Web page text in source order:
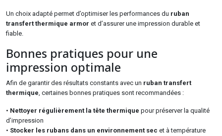
Un choix adapté permet d’optimiser les performances du ruban
transfert thermique armor et d’assurer une impression durable et
fiable.
Bonnes pratiques pour une
impression optimale
Afin de garantir des résultats constants avec un ruban transfert
thermique, certaines bonnes pratiques sont recommandées :
• Nettoyer régulièrement la tête thermique pour préserver la qualité
d’impression
• Stocker les rubans dans un environnement sec et à température